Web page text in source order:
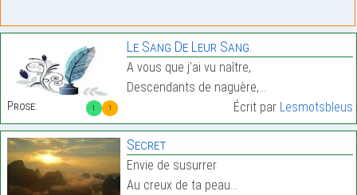
1 1
Prose:
Le Sang De Leur Sang.
A vous que j’ai vu naître,
Descendants de naguère,…
Écrit par Lesmotsbleus
Secret
Envie de susurrer
Au creux de ta peau…